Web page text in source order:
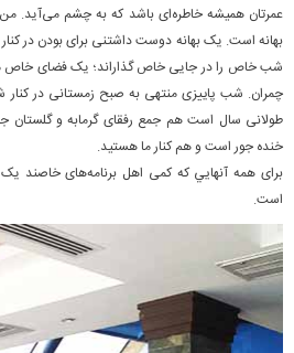
عمرتان همیشه خاطره‌ای باشد که به چشم می‌آید. من
بهانه است. یک بهانه دوست داشتنی برای بودن در کنار
شب خاص را در جایی خاص گذاراند؛ یک فضای خاص
چمران. شب پاییزی منتهی به صبح زمستانی در
طولانی سال است هم جمع رفقای گرمابه و
خنده جور است و هم کنار ما هستید.
برای همه آنهايي که کمی اهل برنامه‌های خاصند
است.